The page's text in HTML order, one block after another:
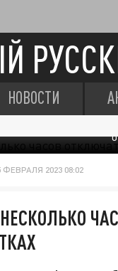
НОВОСТИ
ФЕВРАЛЯ 2023 08:02